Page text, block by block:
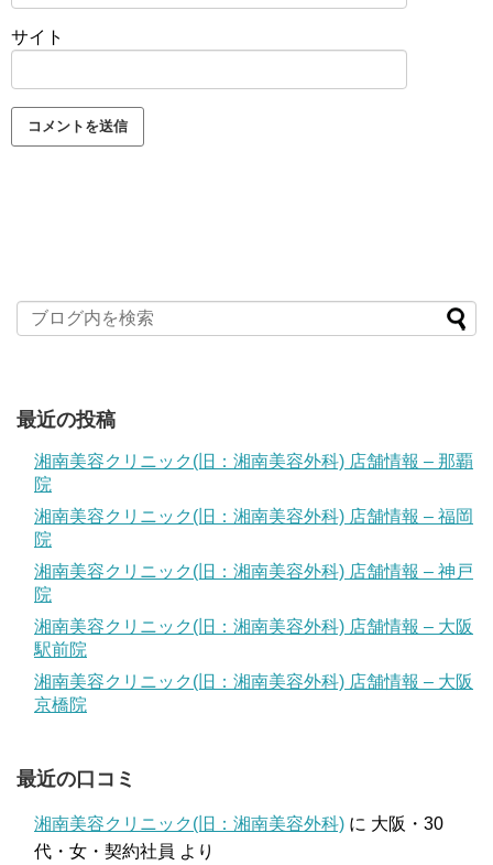
サイト
最近の投稿
湘南美容クリニック(旧：湘南美容外科) 店舗情報 – 那覇
院
湘南美容クリニック(旧：湘南美容外科) 店舗情報 – 福岡
院
湘南美容クリニック(旧：湘南美容外科) 店舗情報 – 神戸
院
湘南美容クリニック(旧：湘南美容外科) 店舗情報 – 大阪
駅前院
湘南美容クリニック(旧：湘南美容外科) 店舗情報 – 大阪
京橋院
最近の口コミ
湘南美容クリニック(旧：湘南美容外科) に 大阪・30
代・女・契約社員 より